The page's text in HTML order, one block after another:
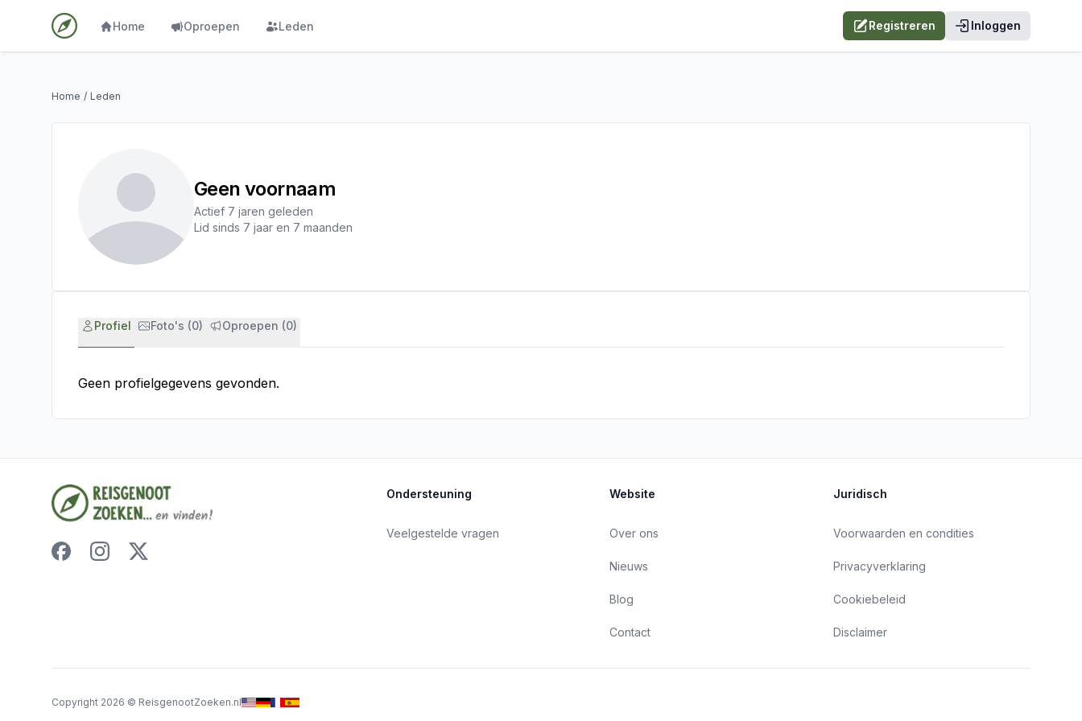
Home Oproepen Leden Registreren Inloggen
Home / Leden
Geen voornaam
Actief 7 jaren geleden
Lid sinds 7 jaar en 7 maanden
Profiel Foto's (0) Oproepen (0)
Geen profielgegevens gevonden.
Ondersteuning
Veelgestelde vragen
Website
Over ons
Nieuws
Blog
Contact
Juridisch
Voorwaarden en condities
Privacyverklaring
Cookiebeleid
Disclaimer
Copyright 2026 © ReisgenootZoeken.nl